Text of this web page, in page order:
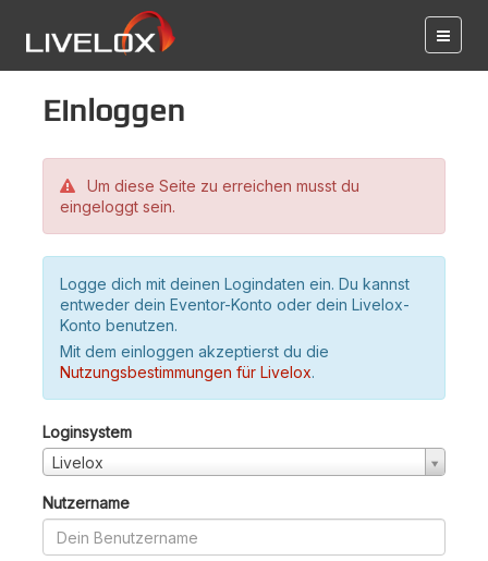
Einloggen
Um diese Seite zu erreichen musst du
eingeloggt sein.
Logge dich mit deinen Logindaten ein. Du kannst
entweder dein Eventor-Konto oder dein Livelox-
Konto benutzen.
Mit dem einloggen akzeptierst du die
Nutzungsbestimmungen für Livelox.
Loginsystem
Livelox
Nutzername